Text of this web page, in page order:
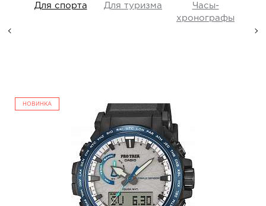
Для спорта Для туризма
Часы-
хронографы
НОВИНКА
PRW-61D-2
i